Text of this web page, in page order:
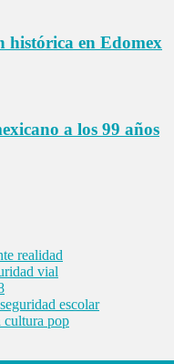
histórica en Edomex
a los 99 años
realidad
vial
escolar
cultura pop